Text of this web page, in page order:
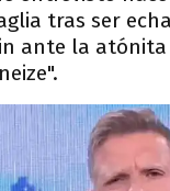
tras ser
ante la